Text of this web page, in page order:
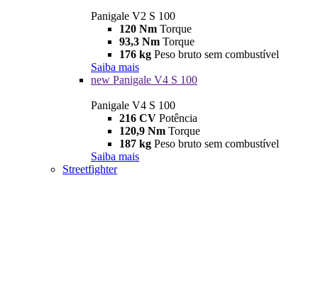
Panigale V2 S 100
120 Nm Torque
93,3 Nm Torque
176 kg Peso bruto sem combustível
Saiba mais
new Panigale V4 S 100
Panigale V4 S 100
216 CV Potência
120,9 Nm Torque
187 kg Peso bruto sem combustível
Saiba mais
Streetfighter